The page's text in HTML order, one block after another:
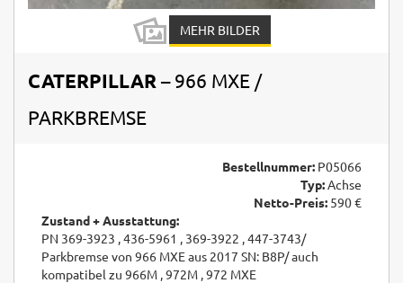
MEHR BILDER
CATERPILLAR – 966 MXE /
PARKBREMSE
Bestellnummer: P05066
Typ:Achse
Netto-Preis: 590 €
Zustand + Ausstattung:
PN 369-3923 , 436-5961 , 369-3922 , 447-3743/
Parkbremse von 966 MXE aus 2017 SN: B8P/ auch
kompatibel zu 966M , 972M , 972 MXE